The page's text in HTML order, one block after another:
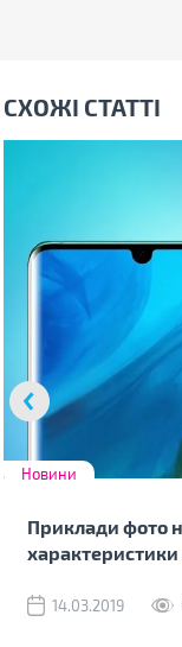
СХОЖІ СТАТТІ
Новини
Приклади фото
14.03.2019